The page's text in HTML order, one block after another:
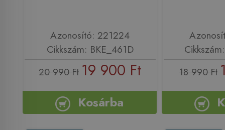
Azonosító: 221224
Cikkszám: BKE_461D
20 990 Ft 19 900 Ft
Kosárba
18 990 Ft